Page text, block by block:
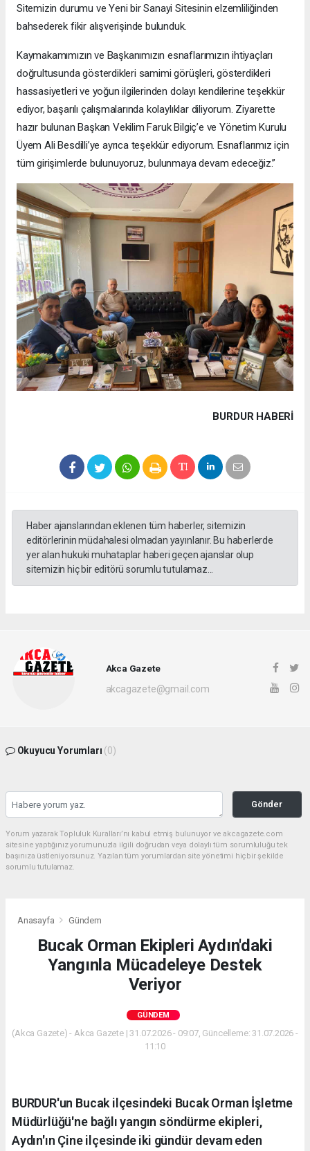
Sitemizin durumu ve Yeni bir Sanayi Sitesinin elzemliliğinden
bahsederek fikir alışverişinde bulunduk.
Kaymakamımızın ve Başkanımızın esnaflarımızın ihtiyaçları
doğrultusunda gösterdikleri samimi görüşleri, gösterdikleri
hassasiyetleri ve yoğun ilgilerinden dolayı kendilerine teşekkür
ediyor, başarılı çalışmalarında kolaylıklar diliyorum. Ziyarette
hazır bulunan Başkan Vekilim Faruk Bilgiç’e ve Yönetim Kurulu
Üyem Ali Besdilli’ye ayrıca teşekkür ediyorum. Esnaflarımız için
tüm girişimlerde bulunuyoruz, bulunmaya devam edeceğiz.”
BURDUR HABERİ
Haber ajanslarından eklenen tüm haberler, sitemizin
editörlerinin müdahalesi olmadan yayınlanır. Bu haberlerde
yer alan hukuki muhataplar haberi geçen ajanslar olup
sitemizin hiç bir editörü sorumlu tutulamaz...
Akca Gazete
akcagazete@gmail.com
Okuyucu Yorumları (0)
Gönder
Yorum yazarak Topluluk Kuralları’nı kabul etmiş bulunuyor ve akcagazete.com
sitesine yaptığınız yorumunuzla ilgili doğrudan veya dolaylı tüm sorumluluğu tek
başınıza üstleniyorsunuz. Yazılan tüm yorumlardan site yönetimi hiçbir şekilde
sorumlu tutulamaz.
Anasayfa Gündem
Bucak Orman Ekipleri Aydın'daki
Yangınla Mücadeleye Destek
Veriyor
GÜNDEM
(Akca Gazete) - Akca Gazete | 31.07.2026 - 09:07, Güncelleme: 31.07.2026 -
11:10
BURDUR'un Bucak ilçesindeki Bucak Orman İşletme
Müdürlüğü'ne bağlı yangın söndürme ekipleri,
Aydın'ın Çine ilçesinde iki gündür devam eden